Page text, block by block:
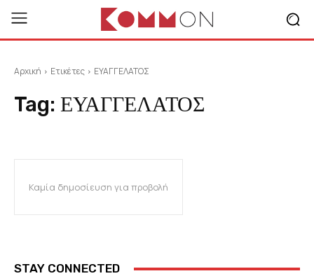
Αρχική Ετικέτες ΕΥΑΓΓΕΛΑΤΟΣ
Tag: ΕΥΑΓΓΕΛΑΤΟΣ
Καμία δημοσίευση για προβολή
STAY CONNECTED